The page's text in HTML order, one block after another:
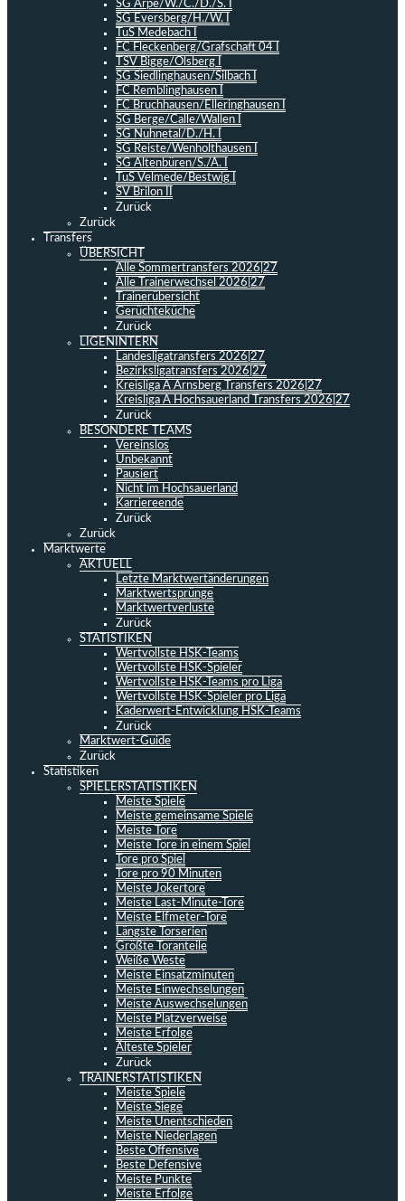
SG Arpe/W./C./D./S. I
SG Eversberg/H./W. I
TuS Medebach I
FC Fleckenberg/Grafschaft 04 I
TSV Bigge/Olsberg I
SG Siedlinghausen/Silbach I
FC Remblinghausen I
FC Bruchhausen/Elleringhausen I
SG Berge/Calle/Wallen I
SG Nuhnetal/D./H. I
SG Reiste/Wenholthausen I
SG Altenbüren/S./A. I
TuS Velmede/Bestwig I
SV Brilon II
Zurück
Zurück
Transfers
ÜBERSICHT
Alle Sommertransfers 2026|27
Alle Trainerwechsel 2026|27
Trainerübersicht
Gerüchteküche
Zurück
LIGENINTERN
Landesligatransfers 2026|27
Bezirksligatransfers 2026|27
Kreisliga A Arnsberg Transfers 2026|27
Kreisliga A Hochsauerland Transfers 2026|27
Zurück
BESONDERE TEAMS
Vereinslos
Unbekannt
Pausiert
Nicht im Hochsauerland
Karriereende
Zurück
Zurück
Marktwerte
AKTUELL
Letzte Marktwertänderungen
Marktwertsprünge
Marktwertverluste
Zurück
STATISTIKEN
Wertvollste HSK-Teams
Wertvollste HSK-Spieler
Wertvollste HSK-Teams pro Liga
Wertvollste HSK-Spieler pro Liga
Kaderwert-Entwicklung HSK-Teams
Zurück
Marktwert-Guide
Zurück
Statistiken
SPIELERSTATISTIKEN
Meiste Spiele
Meiste gemeinsame Spiele
Meiste Tore
Meiste Tore in einem Spiel
Tore pro Spiel
Tore pro 90 Minuten
Meiste Jokertore
Meiste Last-Minute-Tore
Meiste Elfmeter-Tore
Längste Torserien
Größte Toranteile
Weiße Weste
Meiste Einsatzminuten
Meiste Einwechselungen
Meiste Auswechselungen
Meiste Platzverweise
Meiste Erfolge
Älteste Spieler
Zurück
TRAINERSTATISTIKEN
Meiste Spiele
Meiste Siege
Meiste Unentschieden
Meiste Niederlagen
Beste Offensive
Beste Defensive
Meiste Punkte
Meiste Erfolge